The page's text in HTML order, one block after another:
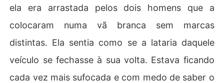
ela era arrastada pelos dois homens que a
colocaram numa vã branca sem marcas
distintas. Ela sentia como se a lataria daquele
veículo se fechasse à sua volta. Estava ficando
cada vez mais sufocada e com medo de saber o